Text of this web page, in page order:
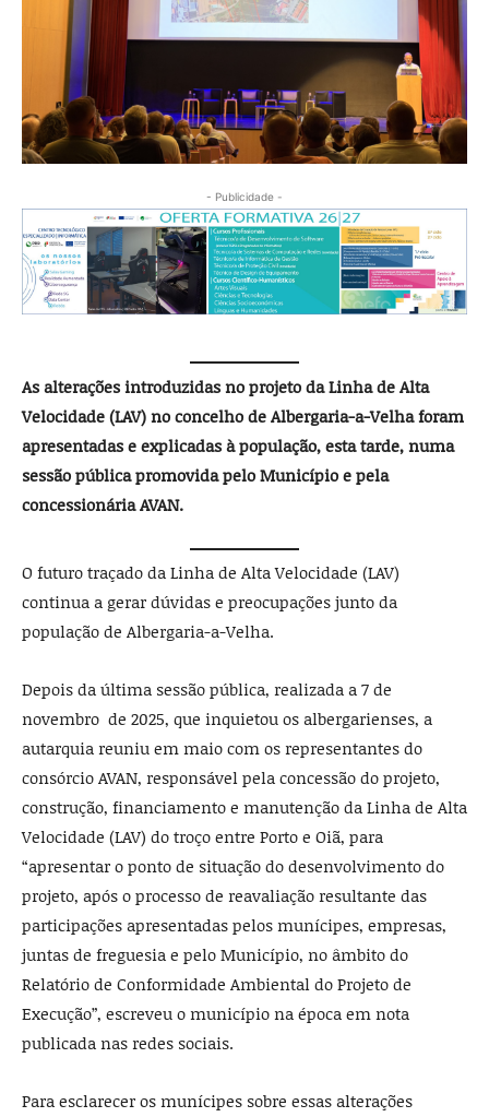
- Publicidade -
As alterações introduzidas no projeto da Linha de Alta
Velocidade (LAV) no concelho de Albergaria-a-Velha foram
apresentadas e explicadas à população, esta tarde, numa
sessão pública promovida pelo Município e pela
concessionária AVAN.
O futuro traçado da Linha de Alta Velocidade (LAV)
continua a gerar dúvidas e preocupações junto da
população de Albergaria-a-Velha.
Depois da última sessão pública, realizada a 7 de
novembro de 2025, que inquietou os albergarienses, a
autarquia reuniu em maio com os representantes do
consórcio AVAN, responsável pela concessão do projeto,
construção, financiamento e manutenção da Linha de Alta
Velocidade (LAV) do troço entre Porto e Oiã, para
“apresentar o ponto de situação do desenvolvimento do
projeto, após o processo de reavaliação resultante das
participações apresentadas pelos munícipes, empresas,
juntas de freguesia e pelo Município, no âmbito do
Relatório de Conformidade Ambiental do Projeto de
Execução”, escreveu o município na época em nota
publicada nas redes sociais.
Para esclarecer os munícipes sobre essas alterações